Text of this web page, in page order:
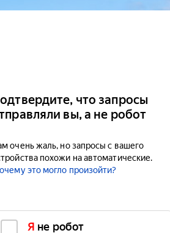
что запросы
вы, а не робот
очень жаль, но запросы с вашего
похожи на автоматические.
это могло произойти?
Я не робот